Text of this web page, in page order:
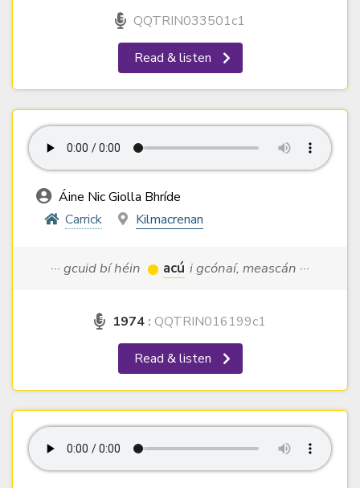
QQTRIN033501c1
Read & listen
Áine Nic Giolla Bhríde
Carrick
Kilmacrenan
··· gcuid bí héin acú i gcónaí, meascán ···
1974 : QQTRIN016199c1
Read & listen